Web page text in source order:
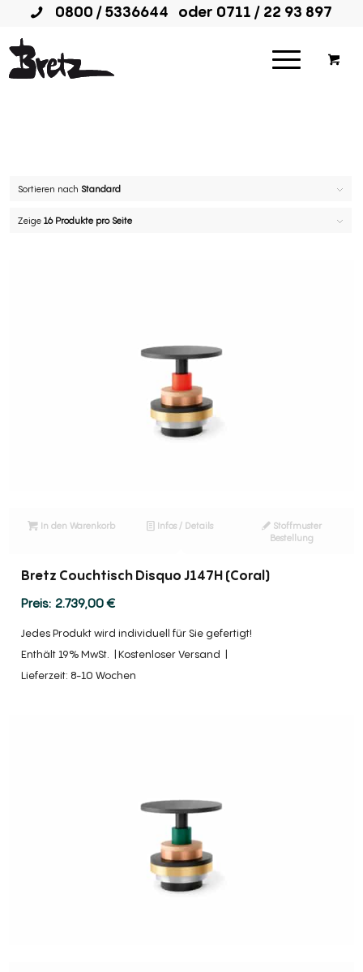
0800 / 5336644 oder 0711 / 22 93 897
Sortieren nachStandard
Zeige16 Produkte pro Seite
In den Warenkorb Infos / Details
Stoffmuster
Bestellung
Bretz Couchtisch Disquo J147H (Coral)
2.739,00€
Jedes Produkt wird individuell für Sie gefertigt!
Enthält 19% MwSt.
Kostenloser Versand
Lieferzeit: 8-10 Wochen